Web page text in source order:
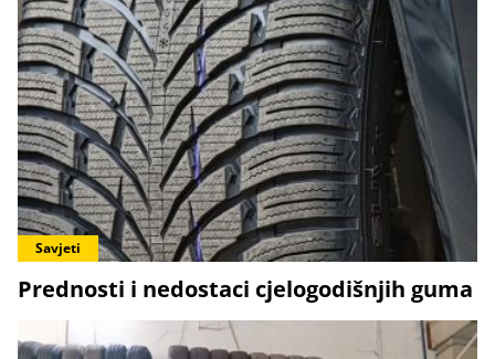
Savjeti
Prednosti i nedostaci cjelogodišnjih guma